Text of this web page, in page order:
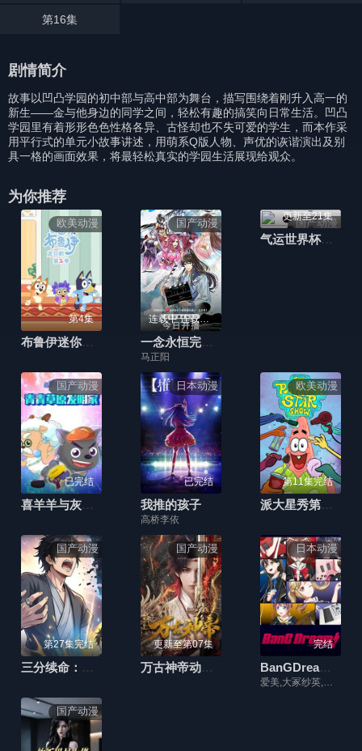
第16集
剧情简介
故事以凹凸学园的初中部与高中部为舞台，描写围绕着刚升入高一的
新生——金与他身边的同学之间，轻松有趣的搞笑向日常生活。凹凸
学园里有着形形色色性格各异、古怪却也不失可爱的学生，而本作采
用平行式的单元小故事讲述，用萌系Q版人物、声优的诙谐演出及别
具一格的画面效果，将最轻松真实的学园生活展现给观众。
为你推荐
欧美动漫
第4集
布鲁伊迷你剧第二季(英文版)
国产动漫
连载中 连载到5集
一念永恒完结季
马正阳
国产动漫
更新至21集
气运世界杯，我能复制所有球星技能
国产动漫
已完结
喜羊羊与灰太狼青青草原发明家
日本动漫
已完结
我推的孩子
高桥李依
欧美动漫
第11集完结
派大星秀第二季(英文版)
国产动漫
第27集完结
三分续命：怒怼系统，遇强则强
国产动漫
更新至第07集
万古神帝动画版
日本动漫
完结
BanGDream!第三季
爱美,大冢纱英,西本里美,大桥彩香,伊藤彩沙,相羽爱奈,工藤晴香,中岛由贵,樱川惠,志崎桦音,小原莉子,仓知玲凤,纺木吏佐,佐仓绫音,三泽纱千香,加藤英美里,日笠阳子,金元寿子,前岛亚美
国产动漫